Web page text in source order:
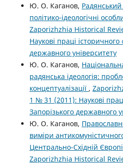
Ю. О. Каганов,
політико-ідеологічні
Zaporizhzhia Historical
Наукові праці
державного університету
Ю. О. Каганов,
радянська ідеологія:
концептуалізації ,
1 № 31 (2011): Наукові
Запорізького державного
Ю. О. Каганов,
виміри
Центрально-Східній
Zaporizhzhia Historical